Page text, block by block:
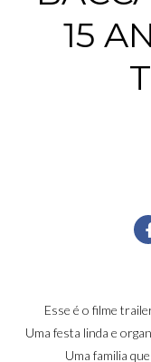
15
Esse é o filme
Uma festa linda e
Uma familia